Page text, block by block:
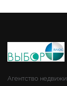
Агентство